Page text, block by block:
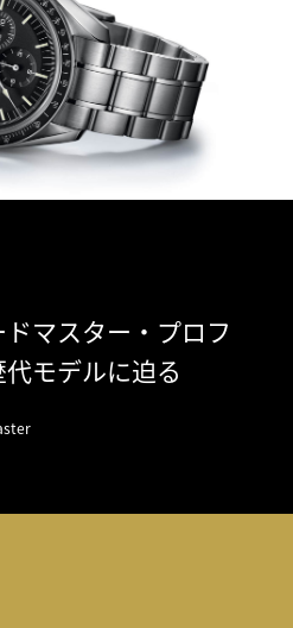
マスター・プロフ
モデルに迫る